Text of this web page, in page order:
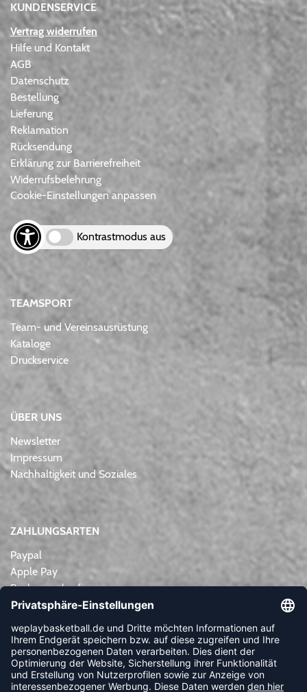
KUNDENSERVICE
Vertrag widerrufen
Hilfe und Kontakt
AGB
Datenschutz
Bestellung
Lieferung
Reklamation
Rücksendung
Erklärung zur Barrierefreiheit
Widerrufsbelehrung
Cookie-Einstellungen anpassen
Kontrastmodus aus
TEAMSPORT
Team- und Vereinsausrüstung
Kataloge
Druckservice
ÜBER UNS
Newsletter
Impressum
Nachhaltigkeit und Soziales
ZAHLUNGSARTEN
Paypal
Apple Pay
Rechnungskauf
Lastschrift
Kreditkarte
Vorkasse
NEWSLETTER